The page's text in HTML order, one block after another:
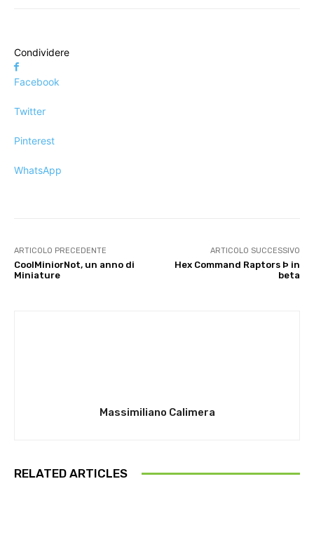
Condividere
Facebook
Twitter
Pinterest
WhatsApp
ARTICOLO PRECEDENTE
CoolMiniorNot, un anno di
Miniature
ARTICOLO SUCCESSIVO
Hex Command Raptors Þ in
beta
Massimiliano Calimera
RELATED ARTICLES